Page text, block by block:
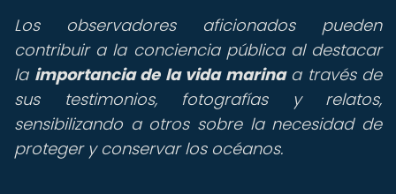
Los observadores aficionados pueden
contribuir a la conciencia pública al destacar
la importancia de la vida marinaa través de
sus testimonios, fotografías y relatos,
sensibilizando a otros sobre la necesidad de
proteger y conservar los océanos.